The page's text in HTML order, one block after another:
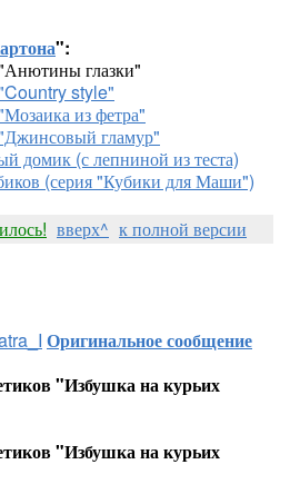
":
глазки"
style"
из фетра"
гламур"
домик (с лепниной из теста)
(серия "Кубики для Маши")
вверх^ к полной версии
Оригинальное сообщение
"Избушка на курьих
"Избушка на курьих